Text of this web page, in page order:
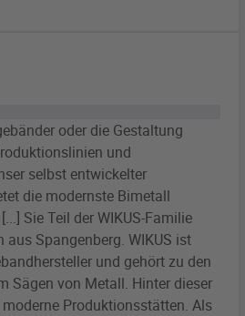
oder die Gestaltung
und
selbst entwickelter
die modernste Bimetall
Sie Teil der WIKUS-Familie
Spangenberg. WIKUS ist
und gehört zu den
Sägen von Metall. Hinter dieser
moderne Produktionsstätten. Als